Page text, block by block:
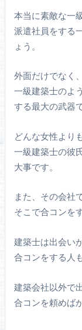
本当に素敵な一
派遣社員をする
ょう。
外面だけでなく
一級建築士のよ
する最大の武器で
どんな女性より
一級建築士の彼
大事です。
また、その会社
そこで合コンを
建築士は出会い
合コンをする人
建築会社以外で
合コンを頼めば